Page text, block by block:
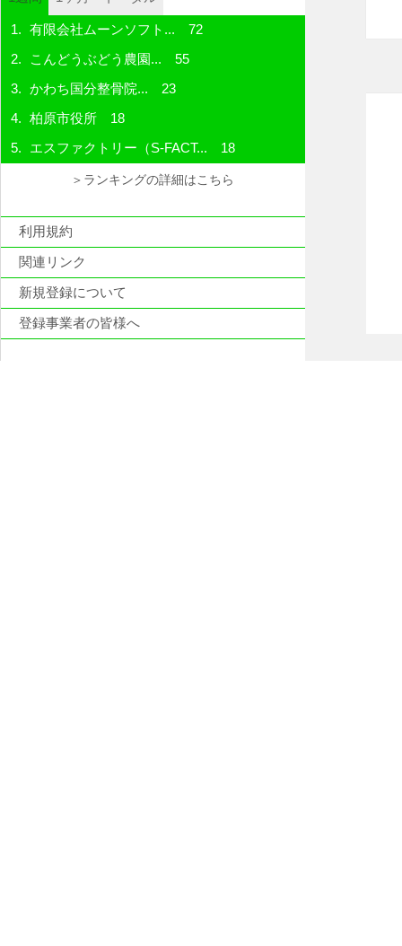
有限会社ムーンソフト... 72
こんどうぶどう農園... 55
かわち国分整骨院... 23
柏原市役所18
エスファクトリー（S-FACT... 18
＞ランキングの詳細はこちら
利用規約
関連リンク
新規登録について
登録事業者の皆様へ